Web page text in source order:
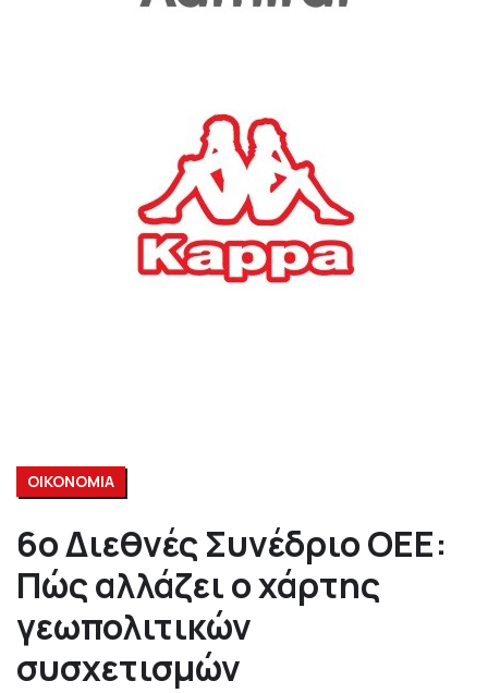
ΟΙΚΟΝΟΜΙΑ
6o Διεθνές Συνέδριο ΟΕΕ:
Πώς αλλάζει ο χάρτης
γεωπολιτικών
συσχετισμών